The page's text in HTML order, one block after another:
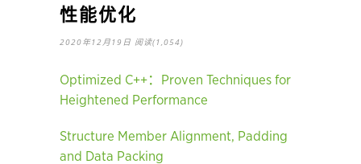
性能优化
2020年12月19日 阅读(1,054)
Optimized C++：Proven Techniques for
Heightened Performance
Structure Member Alignment, Padding
and Data Packing